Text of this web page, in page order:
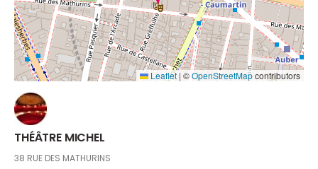
Leaflet | ©OpenStreetMapcontributors
THÉÂTRE MICHEL
38 RUE DES MATHURINS